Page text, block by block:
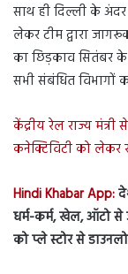
साथ ही दिल्ली के
लेकर टीम द्वारा
का छिड़काव सितंबर
सभी संबंधित विभागों
केंद्रीय रेल राज्य
कनेक्टिविटी को लेकर
Hindi Khabar App:
धर्म-कर्म, खेल, ऑटो
को प्ले स्टोर से